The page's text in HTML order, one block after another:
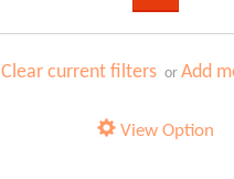
Clear current filters orAdd
View Option